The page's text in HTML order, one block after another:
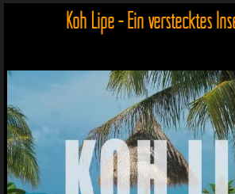
Koh Lipe - Ein verstecktes